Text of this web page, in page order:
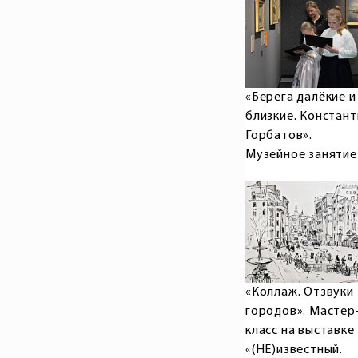
«Берега далёкие и
близкие.
Горбатов».
Музейное занятие
«Коллаж. Отзвуки
городов».
класс на выставке
«(НЕ)известный.